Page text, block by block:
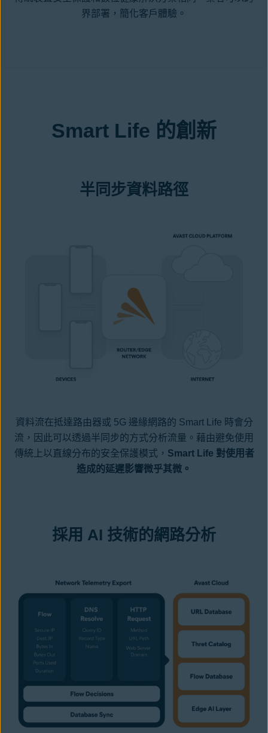
界部署，簡化客戶體驗。
Smart Life 的創新
半同步資料路徑
資料流在抵達路由器或 5G 邊緣網路的 Smart Life 時會分
流，因此可以透過半同步的方式分析流量。藉由避免使用
傳統上以直線分布的安全保護模式， Smart Life 對使用者
造成的延遲影響微乎其微。
採用 AI 技術的網路分析